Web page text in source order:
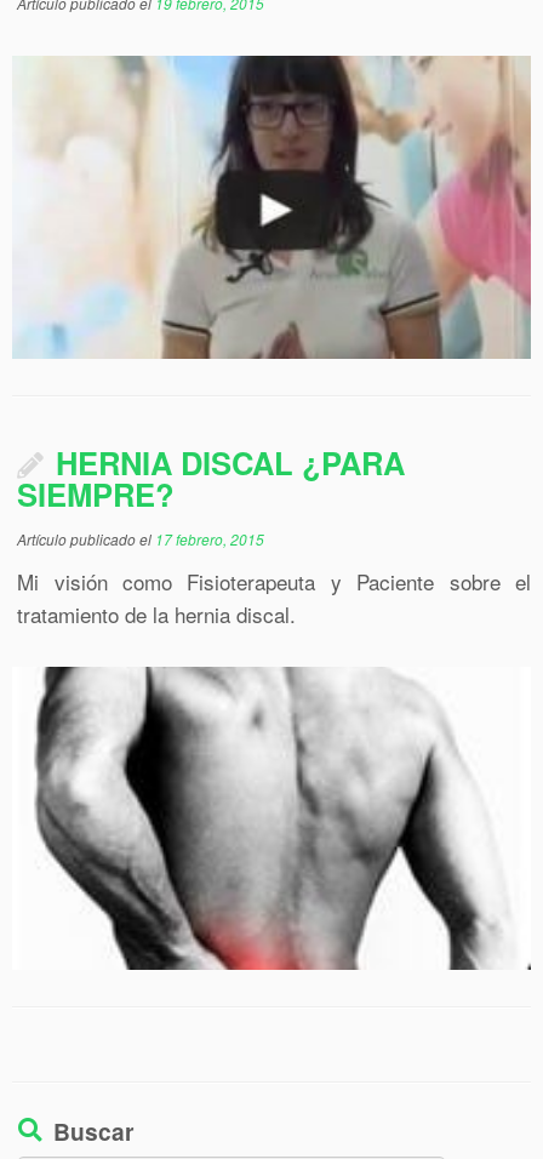
HERNIA DISCAL ¿PARA
SIEMPRE?
Artículo publicado el 17 febrero, 2015
Mi visión como Fisioterapeuta y Paciente sobre el
tratamiento de la hernia discal.
Buscar